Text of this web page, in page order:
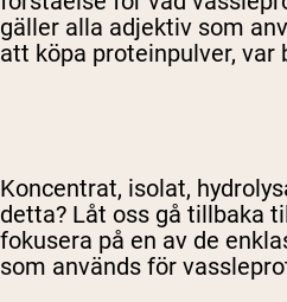
gäller alla adjektiv som
att köpa proteinpulver, var
Koncentrat, isolat,
detta? Låt oss gå tillbaka
fokusera på en av de
som används för